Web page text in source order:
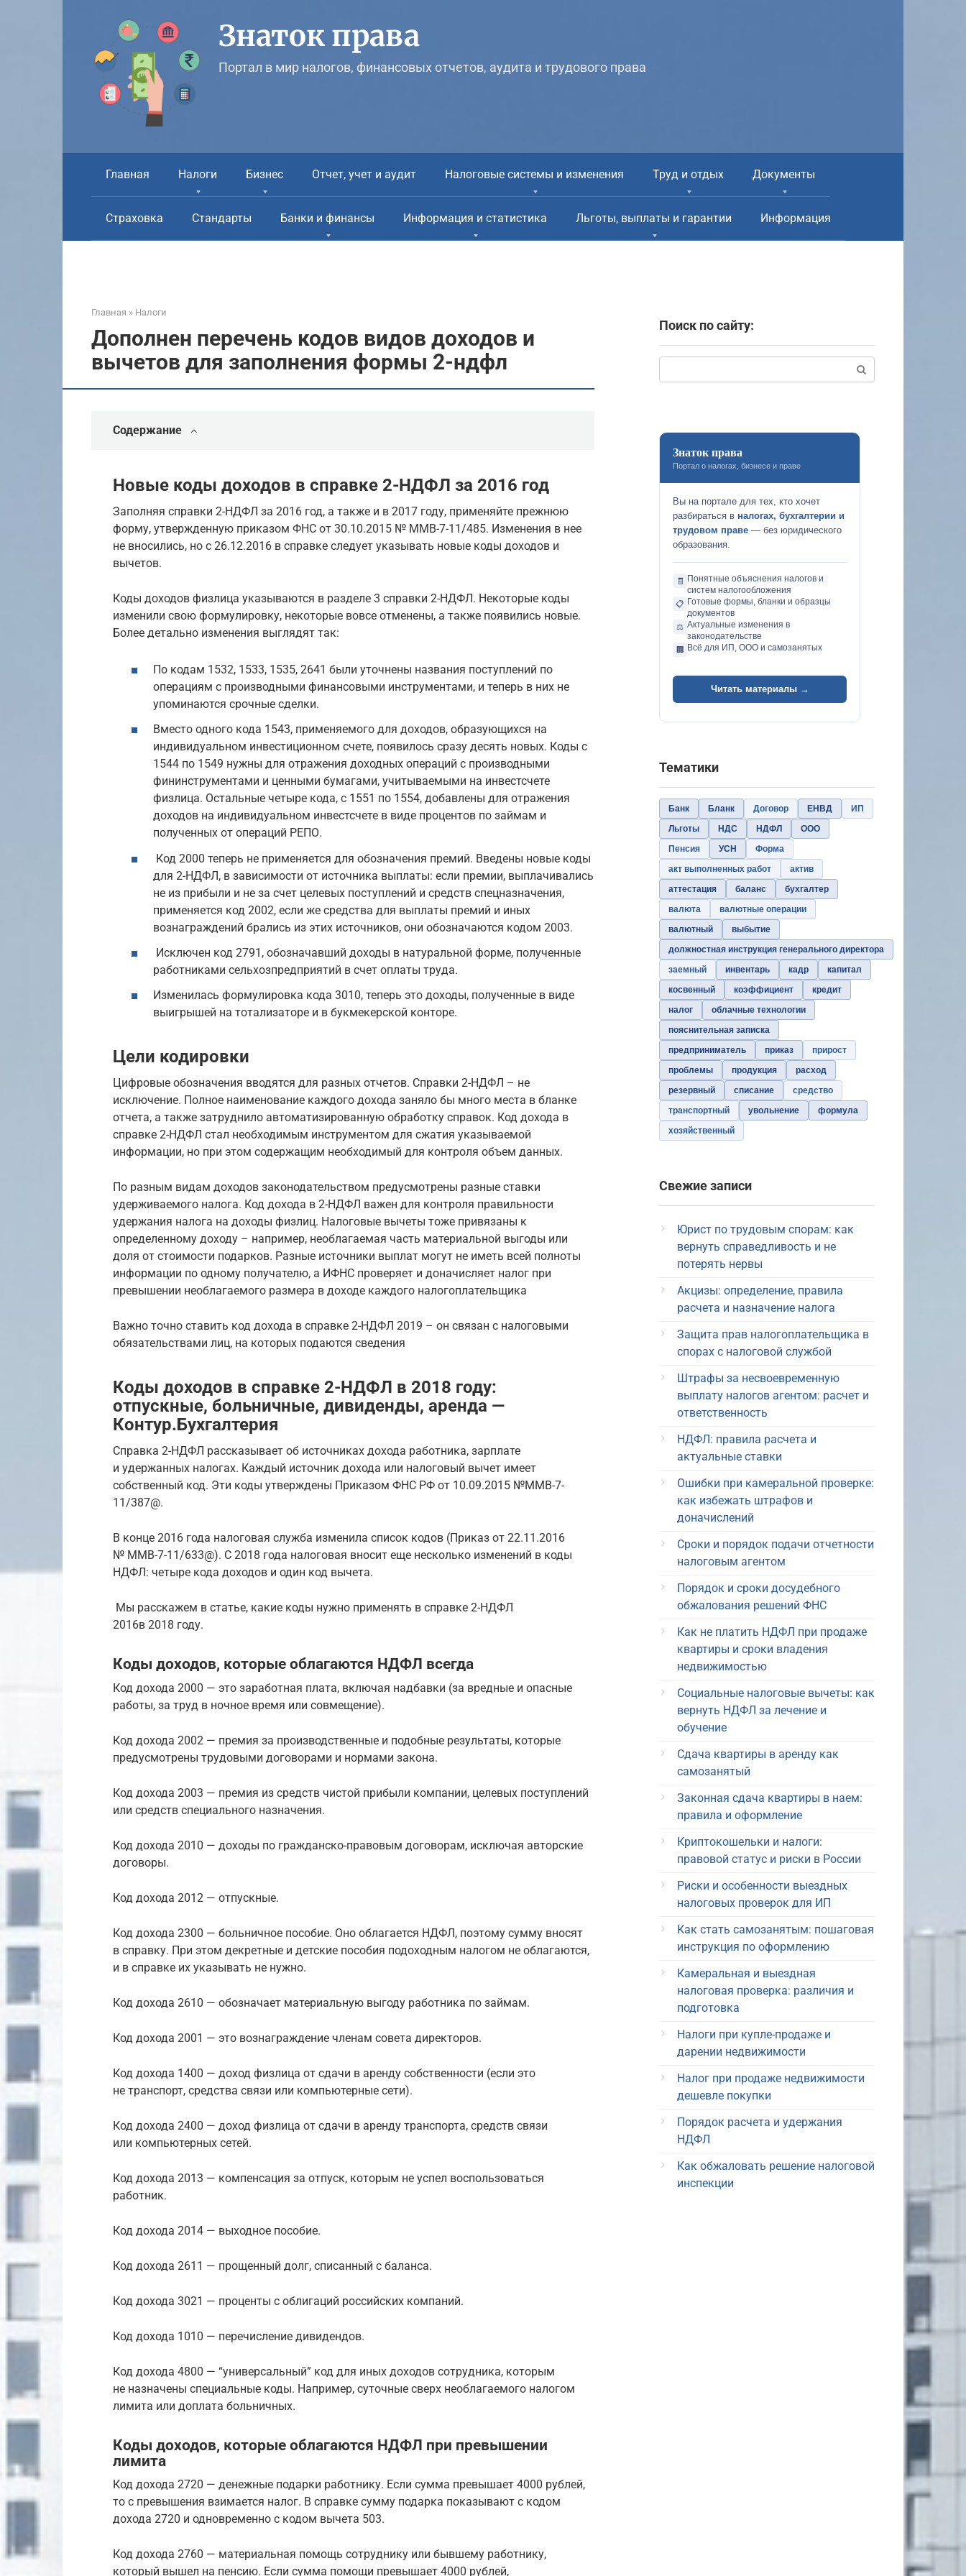
Знаток права
Портал в мир налогов, финансовых отчетов, аудита и трудового права
Главная Налоги Бизнес Отчет, учет и аудит Налоговые системы и изменения Труд и отдых Документы
Страховка Стандарты Банки и финансы Информация и статистика Льготы, выплаты и гарантии Информация
Главная » Налоги
Дополнен перечень кодов видов доходов и
вычетов для заполнения формы 2-ндфл
Содержание
Новые коды доходов в справке 2-НДФЛ за 2016 год
Заполняя справки 2-НДФЛ за 2016 год, а также и в 2017 году, применяйте прежнюю
форму, утвержденную приказом ФНС от 30.10.2015 № ММВ-7-11/485. Изменения в нее
не вносились, но с 26.12.2016 в справке следует указывать новые коды доходов и
вычетов.
Коды доходов физлица указываются в разделе 3 справки 2-НДФЛ. Некоторые коды
изменили свою формулировку, некоторые вовсе отменены, а также появились новые.
Более детально изменения выглядят так:
По кодам 1532, 1533, 1535, 2641 были уточнены названия поступлений по
операциям с производными финансовыми инструментами, и теперь в них не
упоминаются срочные сделки.
Вместо одного кода 1543, применяемого для доходов, образующихся на
индивидуальном инвестиционном счете, появилось сразу десять новых. Коды с
1544 по 1549 нужны для отражения доходных операций с производными
фининструментами и ценными бумагами, учитываемыми на инвестсчете
физлица. Остальные четыре кода, с 1551 по 1554, добавлены для отражения
доходов на индивидуальном инвестсчете в виде процентов по займам и
полученных от операций РЕПО.
Код 2000 теперь не применяется для обозначения премий. Введены новые коды
для 2-НДФЛ, в зависимости от источника выплаты: если премии, выплачивались
не из прибыли и не за счет целевых поступлений и средств спецназначения,
применяется код 2002, если же средства для выплаты премий и иных
вознаграждений брались из этих источников, они обозначаются кодом 2003.
Исключен код 2791, обозначавший доходы в натуральной форме, полученные
работниками сельхозпредприятий в счет оплаты труда.
Изменилась формулировка кода 3010, теперь это доходы, полученные в виде
выигрышей на тотализаторе и в букмекерской конторе.
Цели кодировки
Цифровые обозначения вводятся для разных отчетов. Справки 2-НДФЛ – не
исключение. Полное наименование каждого дохода заняло бы много места в бланке
отчета, а также затруднило автоматизированную обработку справок. Код дохода в
справке 2-НДФЛ стал необходимым инструментом для сжатия указываемой
информации, но при этом содержащим необходимый для контроля объем данных.
По разным видам доходов законодательством предусмотрены разные ставки
удерживаемого налога. Код дохода в 2-НДФЛ важен для контроля правильности
удержания налога на доходы физлиц. Налоговые вычеты тоже привязаны к
определенному доходу – например, необлагаемая часть материальной выгоды или
доля от стоимости подарков. Разные источники выплат могут не иметь всей полноты
информации по одному получателю, а ИФНС проверяет и доначисляет налог при
превышении необлагаемого размера в доходе каждого налогоплательщика
Важно точно ставить код дохода в справке 2-НДФЛ 2019 – он связан с налоговыми
обязательствами лиц, на которых подаются сведения
Коды доходов в справке 2-НДФЛ в 2018 году:
отпускные, больничные, дивиденды, аренда —
Контур.Бухгалтерия
Справка 2-НДФЛ рассказывает об источниках дохода работника, зарплате
и удержанных налогах. Каждый источник дохода или налоговый вычет имеет
собственный код. Эти коды утверждены Приказом ФНС РФ от 10.09.2015 №ММВ-7-
11/387@.
В конце 2016 года налоговая служба изменила список кодов (Приказ от 22.11.2016
№ ММВ-7-11/633@). С 2018 года налоговая вносит еще несколько изменений в коды
НДФЛ: четыре кода доходов и один код вычета.
Мы расскажем в статье, какие коды нужно применять в справке 2-НДФЛ
2016в 2018 году.
Коды доходов, которые облагаются НДФЛ всегда
Код дохода 2000 — это заработная плата, включая надбавки (за вредные и опасные
работы, за труд в ночное время или совмещение).
Код дохода 2002 — премия за производственные и подобные результаты, которые
предусмотрены трудовыми договорами и нормами закона.
Код дохода 2003 — премия из средств чистой прибыли компании, целевых поступлений
или средств специального назначения.
Код дохода 2010 — доходы по гражданско-правовым договорам, исключая авторские
договоры.
Код дохода 2012 — отпускные.
Код дохода 2300 — больничное пособие. Оно облагается НДФЛ, поэтому сумму вносят
в справку. При этом декретные и детские пособия подоходным налогом не облагаются,
и в справке их указывать не нужно.
Код дохода 2610 — обозначает материальную выгоду работника по займам.
Код дохода 2001 — это вознаграждение членам совета директоров.
Код дохода 1400 — доход физлица от сдачи в аренду собственности (если это
не транспорт, средства связи или компьютерные сети).
Код дохода 2400 — доход физлица от сдачи в аренду транспорта, средств связи
или компьютерных сетей.
Код дохода 2013 — компенсация за отпуск, которым не успел воспользоваться
работник.
Код дохода 2014 — выходное пособие.
Код дохода 2611 — прощенный долг, списанный с баланса.
Код дохода 3021 — проценты с облигаций российских компаний.
Код дохода 1010 — перечисление дивидендов.
Код дохода 4800 — “универсальный” код для иных доходов сотрудника, которым
не назначены специальные коды. Например, суточные сверх необлагаемого налогом
лимита или доплата больничных.
Коды доходов, которые облагаются НДФЛ при превышении
лимита
Код дохода 2720 — денежные подарки работнику. Если сумма превышает 4000 рублей,
то с превышения взимается налог. В справке сумму подарка показывают с кодом
дохода 2720 и одновременно с кодом вычета 503.
Код дохода 2760 — материальная помощь сотруднику или бывшему работнику,
который вышел на пенсию. Если сумма помощи превышает 4000 рублей,
Поиск по сайту:
Знаток права
Портал о налогах, бизнесе и праве
Вы на портале для тех, кто хочет
разбираться в налогах, бухгалтерии и
трудовом праве — без юридического
образования.
🧾
Понятные объяснения налогов и
систем налогообложения
📋 Готовые формы, бланки и образцы
документов
⚖️ Актуальные изменения в
законодательстве
🏢 Всё для ИП, ООО и самозанятых
Читать материалы →
Тематики
Банк Бланк Договор ЕНВД
ИП
Льготы
НДС НДФЛ
ООО
Пенсия
УСН
Форма
акт выполненных работ
актив
аттестация
баланс
бухгалтер
валюта
валютные операции
валютный
выбытие
должностная инструкция генерального директора
заемный
инвентарь кадр
капитал
косвенный
коэффициент
кредит
налог
облачные технологии
пояснительная записка
предприниматель
приказ
прирост
проблемы
продукция
расход
резервный
списание
средство
транспортный
увольнение
формула
хозяйственный
Свежие записи
Юрист по трудовым спорам: как
вернуть справедливость и не
потерять нервы
Акцизы: определение, правила
расчета и назначение налога
Защита прав налогоплательщика в
спорах с налоговой службой
Штрафы за несвоевременную
выплату налогов агентом: расчет и
ответственность
НДФЛ: правила расчета и
актуальные ставки
Ошибки при камеральной проверке:
как избежать штрафов и
доначислений
Сроки и порядок подачи отчетности
налоговым агентом
Порядок и сроки досудебного
обжалования решений ФНС
Как не платить НДФЛ при продаже
квартиры и сроки владения
недвижимостью
Социальные налоговые вычеты: как
вернуть НДФЛ за лечение и
обучение
Сдача квартиры в аренду как
самозанятый
Законная сдача квартиры в наем:
правила и оформление
Криптокошельки и налоги:
правовой статус и риски в России
Риски и особенности выездных
налоговых проверок для ИП
Как стать самозанятым: пошаговая
инструкция по оформлению
Камеральная и выездная
налоговая проверка: различия и
подготовка
Налоги при купле-продаже и
дарении недвижимости
Налог при продаже недвижимости
дешевле покупки
Порядок расчета и удержания
НДФЛ
Как обжаловать решение налоговой
инспекции